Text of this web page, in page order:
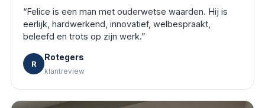
“Felice is een man met ouderwetse waarden. Hij is
eerlijk, hardwerkend, innovatief, welbespraakt,
beleefd en trots op zijn werk.”
R
Rotegers
klantreview